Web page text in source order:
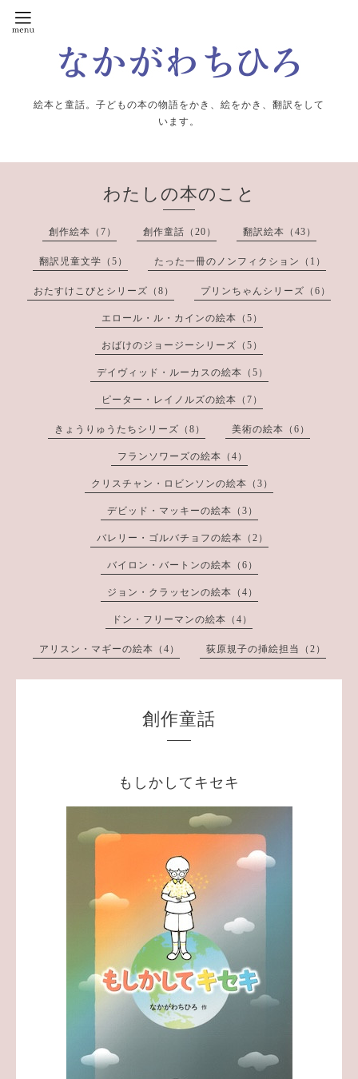
絵本と童話。子どもの本の物語をかき、絵をかき、翻訳をして
います。
わたしの本のこと
創作絵本（7） 創作童話（20） 翻訳絵本（43）
翻訳児童文学（5） たった一冊のノンフィクション（1）
おたすけこびとシリーズ（8） プリンちゃんシリーズ（6）
エロール・ル・カインの絵本（5）
おばけのジョージーシリーズ（5）
デイヴィッド・ルーカスの絵本（5）
ピーター・レイノルズの絵本（7）
きょうりゅうたちシリーズ（8） 美術の絵本（6）
フランソワーズの絵本（4）
クリスチャン・ロビンソンの絵本（3）
デビッド・マッキーの絵本（3）
バレリー・ゴルバチョフの絵本（2）
バイロン・バートンの絵本（6）
ジョン・クラッセンの絵本（4）
ドン・フリーマンの絵本（4）
アリスン・マギーの絵本（4） 荻原規子の挿絵担当（2）
創作童話
もしかしてキセキ